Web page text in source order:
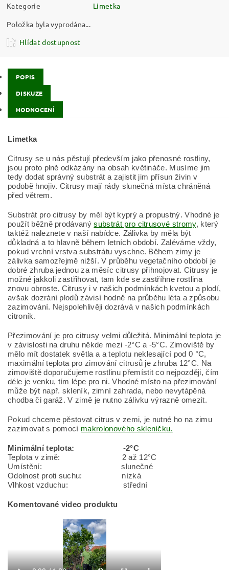
Kategorie
Limetka
Položka byla vyprodána...
Hlídat dostupnost
POPIS
DISKUZE
HODNOCENÍ
Limetka
Citrusy se u nás pěstují především jako přenosné rostliny,
jsou proto plně odkázány na obsah květináče. Musíme jim
tedy dodat správný substrát a zajistit jim přísun živin v
podobě hnojiv. Citrusy mají rády slunečná místa chráněná
před větrem.
Substrát pro citrusy by měl být kyprý a propustný. Vhodné je
použít běžně prodávanýsubstrát pro citrusové stromy, který
taktéž naleznete v naší nabídce. Zálivka by měla být
důkladná a to hlavně během letních období. Zaléváme vždy,
pokud vrchní vrstva substrátu vyschne. Během zimy je
zálivka samozřejmě nižší. V průběhu vegetačního období je
dobré zhruba jednou za měsíc citrusy přihnojovat. Citrusy je
možné jakkoli zastřihovat, tam kde se zastříhne rostlina
znovu obroste. Citrusy i v našich podmínkách kvetou a plodí,
avšak dozrání plodů závisí hodně na průběhu léta a způsobu
zazimování. Nejspolehlivěji dozrává v našich podmínkách
citroník.
Přezimování je pro citrusy velmi důležitá. Minimální teplota je
v závislosti na druhu někde mezi -2°C a -5°C. Zimoviště by
mělo mít dostatek světla a a teplotu neklesající pod 0 °C,
maximální teplota pro zimování citrusů je zhruba 12°C. Na
zimoviště doporučujeme rostlinu přemístit co nejpozději, čím
déle je venku, tím lépe pro ni. Vhodné místo na přezimování
může být např. skleník, zimní zahrada, nebo nevytápěná
chodba či garáž. V zimě je nutno zálivku výrazně omezit.
Pokud chceme pěstovat citrus v zemi, je nutné ho na zimu
zazimovat s pomocí makrolonového skleníčku.
Minimální teplota: -2°C
Teplota v zimě: 2 až 12°C
Umístění: slunečné
Odolnost proti suchu: nízká
Vlhkost vzduchu: střední
Komentované video produktu